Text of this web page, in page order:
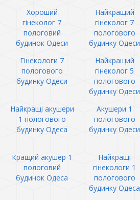
Хороший
гінеколог 7
пологовий
будинок Одеси
Найкращий
гінеколог 7
пологового
будинку Одеси
Гінекологи 7
пологового
будинку Одеси
Найкращий
гінеколог 5
пологового
будинку Одеси
Найкращі акушери
1 пологового
будинку Одеса
Акушери 1
пологового
будинку Одеси
Кращий акушер 1
пологовий
будинок Одеса
Найкращі
гінекологи 1
пологового
будинку Одеса